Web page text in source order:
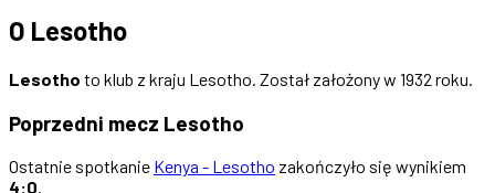
O Lesotho
Lesotho to klub z kraju Lesotho. Został założony w 1932 roku.
Poprzedni mecz Lesotho
Ostatnie spotkanie Kenya - Lesotho zakończyło się wynikiem
4:0.